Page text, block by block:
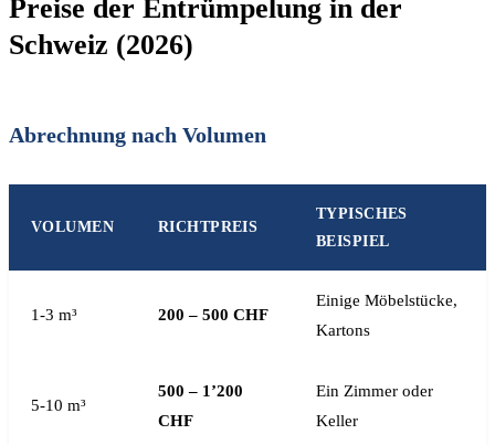
Preise der Entrümpelung in der
Schweiz (2026)
Abrechnung nach Volumen
VOLUMEN RICHTPREIS
TYPISCHES
BEISPIEL
1-3 m³ 200 – 500 CHF
Einige Möbelstücke,
Kartons
5-10 m³
500 – 1’200
CHF
Ein Zimmer oder
Keller